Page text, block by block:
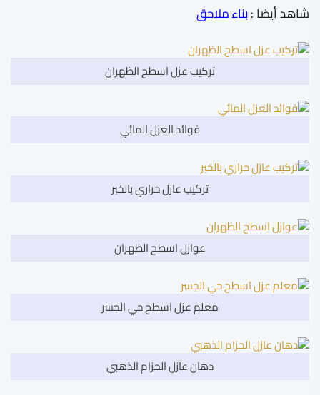
شاهد أيضا :بناء ملاحق
تركيب عزل اسطح الظهران
فوائد العزل المائي
تركيب عازل حراري بالخبر
عوازل اسطح الظهران
معلم عزل اسطح حي الجسر
دهان عازل الحزام الذهبي